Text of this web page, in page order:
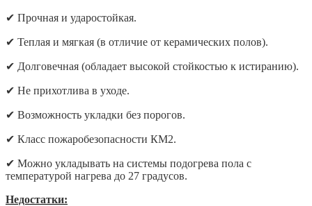
✔ Прочная и ударостойкая.
✔ Теплая и мягкая (в отличие от керамических полов).
✔ Долговечная (обладает высокой стойкостью к истиранию).
✔ Не прихотлива в уходе.
✔ Возможность укладки без порогов.
✔ Класс пожаробезопасности КМ2.
✔ Можно укладывать на системы подогрева пола с
температурой нагрева до 27 градусов.
Недостатки: